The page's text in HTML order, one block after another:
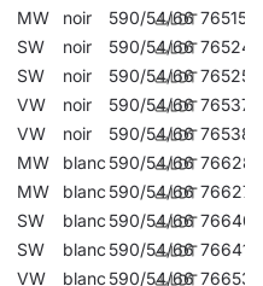
MW noir 590/54/66 765155
SW noir 590/54/66 765247
SW noir 590/54/66 765254
VW noir 590/54/66 765377
VW noir 590/54/66 765384
MW blanc 590/54/66 766282
MW blanc 590/54/66 766275
SW blanc 590/54/66 766404
SW blanc 590/54/66 766411
VW blanc 590/54/66 766534